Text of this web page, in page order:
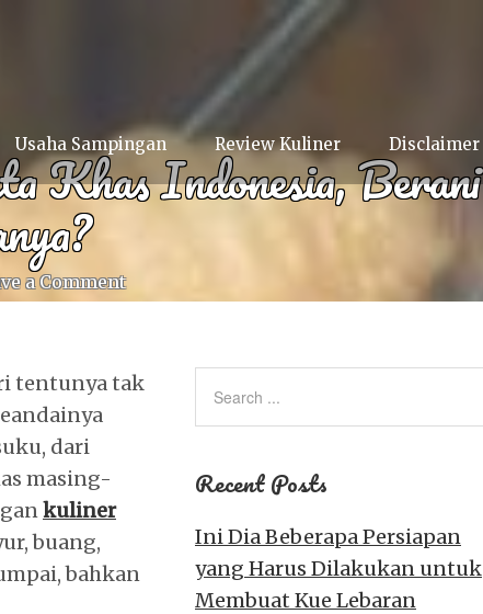
Usaha Sampingan Review Kuliner Disclaimer
Khas Indonesia, Berani
a Comment
tentunya tak
dari
masing-
kuliner
buang,
bahkan
Recent Posts
Ini Dia Beberapa Persiapan
yang Harus Dilakukan untuk
Membuat Kue Lebaran